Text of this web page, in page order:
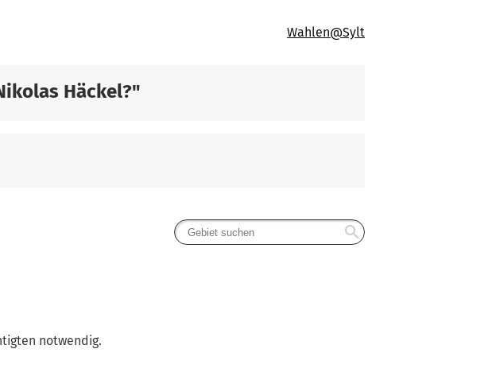
Wahlen@Sylt
Häckel?"
search
notwendig.